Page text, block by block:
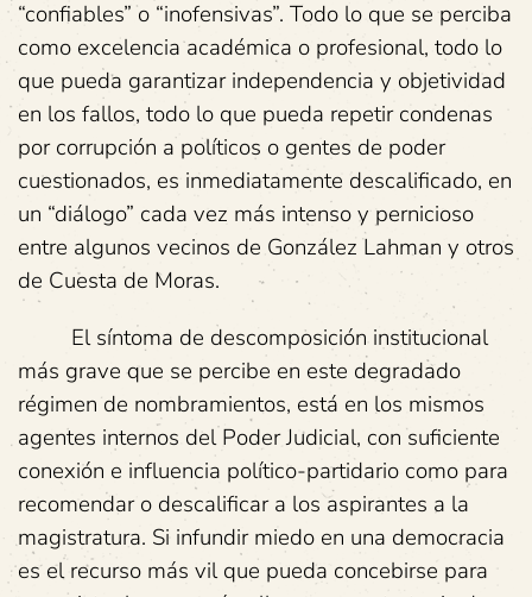
“confiables” o “inofensivas”. Todo lo que se perciba
como excelencia académica o profesional, todo lo
que pueda garantizar independencia y objetividad
en los fallos, todo lo que pueda repetir condenas
por corrupción a políticos o gentes de poder
cuestionados, es inmediatamente descalificado, en
un “diálogo” cada vez más intenso y pernicioso
entre algunos vecinos de González Lahman y otros
de Cuesta de Moras.
El síntoma de descomposición institucional
más grave que se percibe en este degradado
régimen de nombramientos, está en los mismos
agentes internos del Poder Judicial, con suficiente
conexión e influencia político-partidario como para
recomendar o descalificar a los aspirantes a la
magistratura. Si infundir miedo en una democracia
es el recurso más vil que pueda concebirse para